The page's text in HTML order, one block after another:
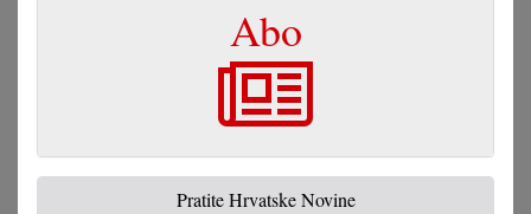
Abo
Pratite Hrvatske Novine